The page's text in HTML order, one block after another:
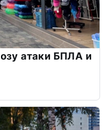
атаки БПЛА и